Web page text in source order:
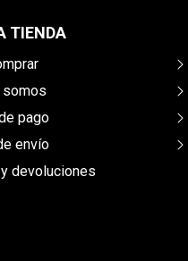
TIENDA
somos
pago
envío
y devoluciones